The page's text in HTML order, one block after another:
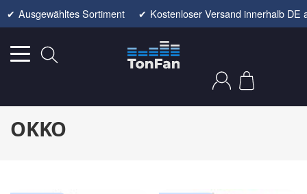
✔ Ausgewähltes Sortiment ✔ Kostenloser Versand innerhalb DE
OKKO